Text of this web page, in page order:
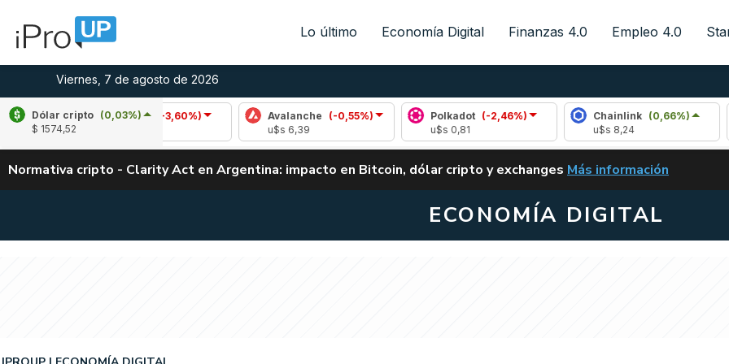
Lo último Economía Digital Finanzas 4.0 Empleo 4.0
Viernes, 7 de agosto de 2026
Dólar cripto (0,03%)
$ 1574,52
Cardano
(-3,60%)
u$s 0,20
Avalanche (-0,55%)
Polkadot
(-2,46%)
Chainlink
(0,66%)
Normativa cripto - Clarity Act en Argentina: impacto en Bitcoin, dólar cripto y exchanges CLARITY ACT EN
Más información
ECONOMÍA DIGITAL